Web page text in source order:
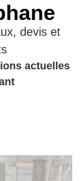
devis et
actuelles